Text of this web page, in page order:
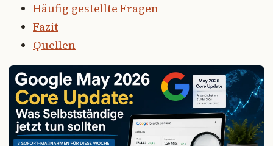
Häufig gestellte Fragen
Fazit
Quellen